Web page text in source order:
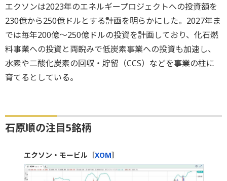
エクソンは2023年のエネルギープロジェクトへの投資額を
230億から250億ドルとする計画を明らかにした。2027年ま
では毎年200億～250億ドルの投資を計画しており、化石燃
料事業への投資と両睨みで低炭素事業への投資も加速し、
水素や二酸化炭素の回収・貯留（CCS）などを事業の柱に
育てるとしている。
石原順の注目5銘柄
エクソン・モービル［XOM］